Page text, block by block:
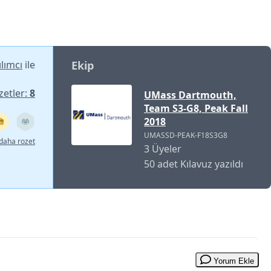
ile
8
rozet
Ekip
UMass Dartmouth,
Team S3-G8, Peak Fall
2018
UMASSD-PEAK-F18S3G8
3 Üyeler
50 adet Kılavuz yazıldı
Yorum Ekle